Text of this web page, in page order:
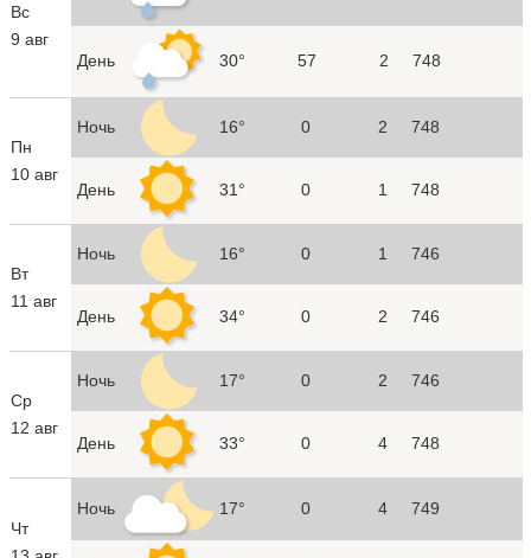
Вс
9 авг
День 30° 57 2 748
Пн
10 авг
Ночь 16° 0 2 748
День 31° 0 1 748
Вт
11 авг
Ночь 16° 0 1 746
День 34° 0 2 746
Ср
12 авг
Ночь 17° 0 2 746
День 33° 0 4 748
Чт
Ночь 17° 0 4 749